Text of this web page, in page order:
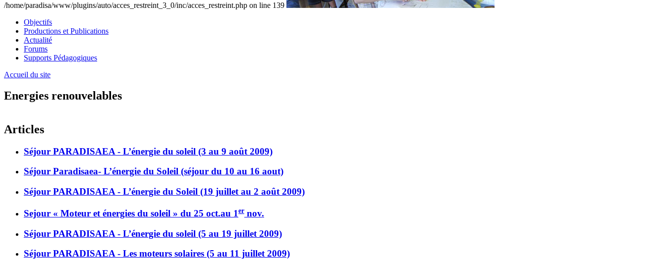
/home/paradisa/www/plugins/auto/acces_restreint_3_0/inc/acces_restreint.php on line 139
Objectifs
Productions et Publications
Actualité
Forums
Supports Pédagogiques
Accueil du site
Energies renouvelables
Articles
Séjour PARADISAEA - L’énergie du soleil (3 au 9 août 2009)
Séjour Paradisaea- L’énergie du Soleil (séjour du 10 au 16 aout)
Séjour PARADISAEA - L’énergie du Soleil (19 juillet au 2 août 2009)
Sejour « Moteur et énergies du soleil » du 25 oct.au 1er nov.
Séjour PARADISAEA - L’énergie du soleil (5 au 19 juillet 2009)
Séjour PARADISAEA - Les moteurs solaires (5 au 11 juillet 2009)